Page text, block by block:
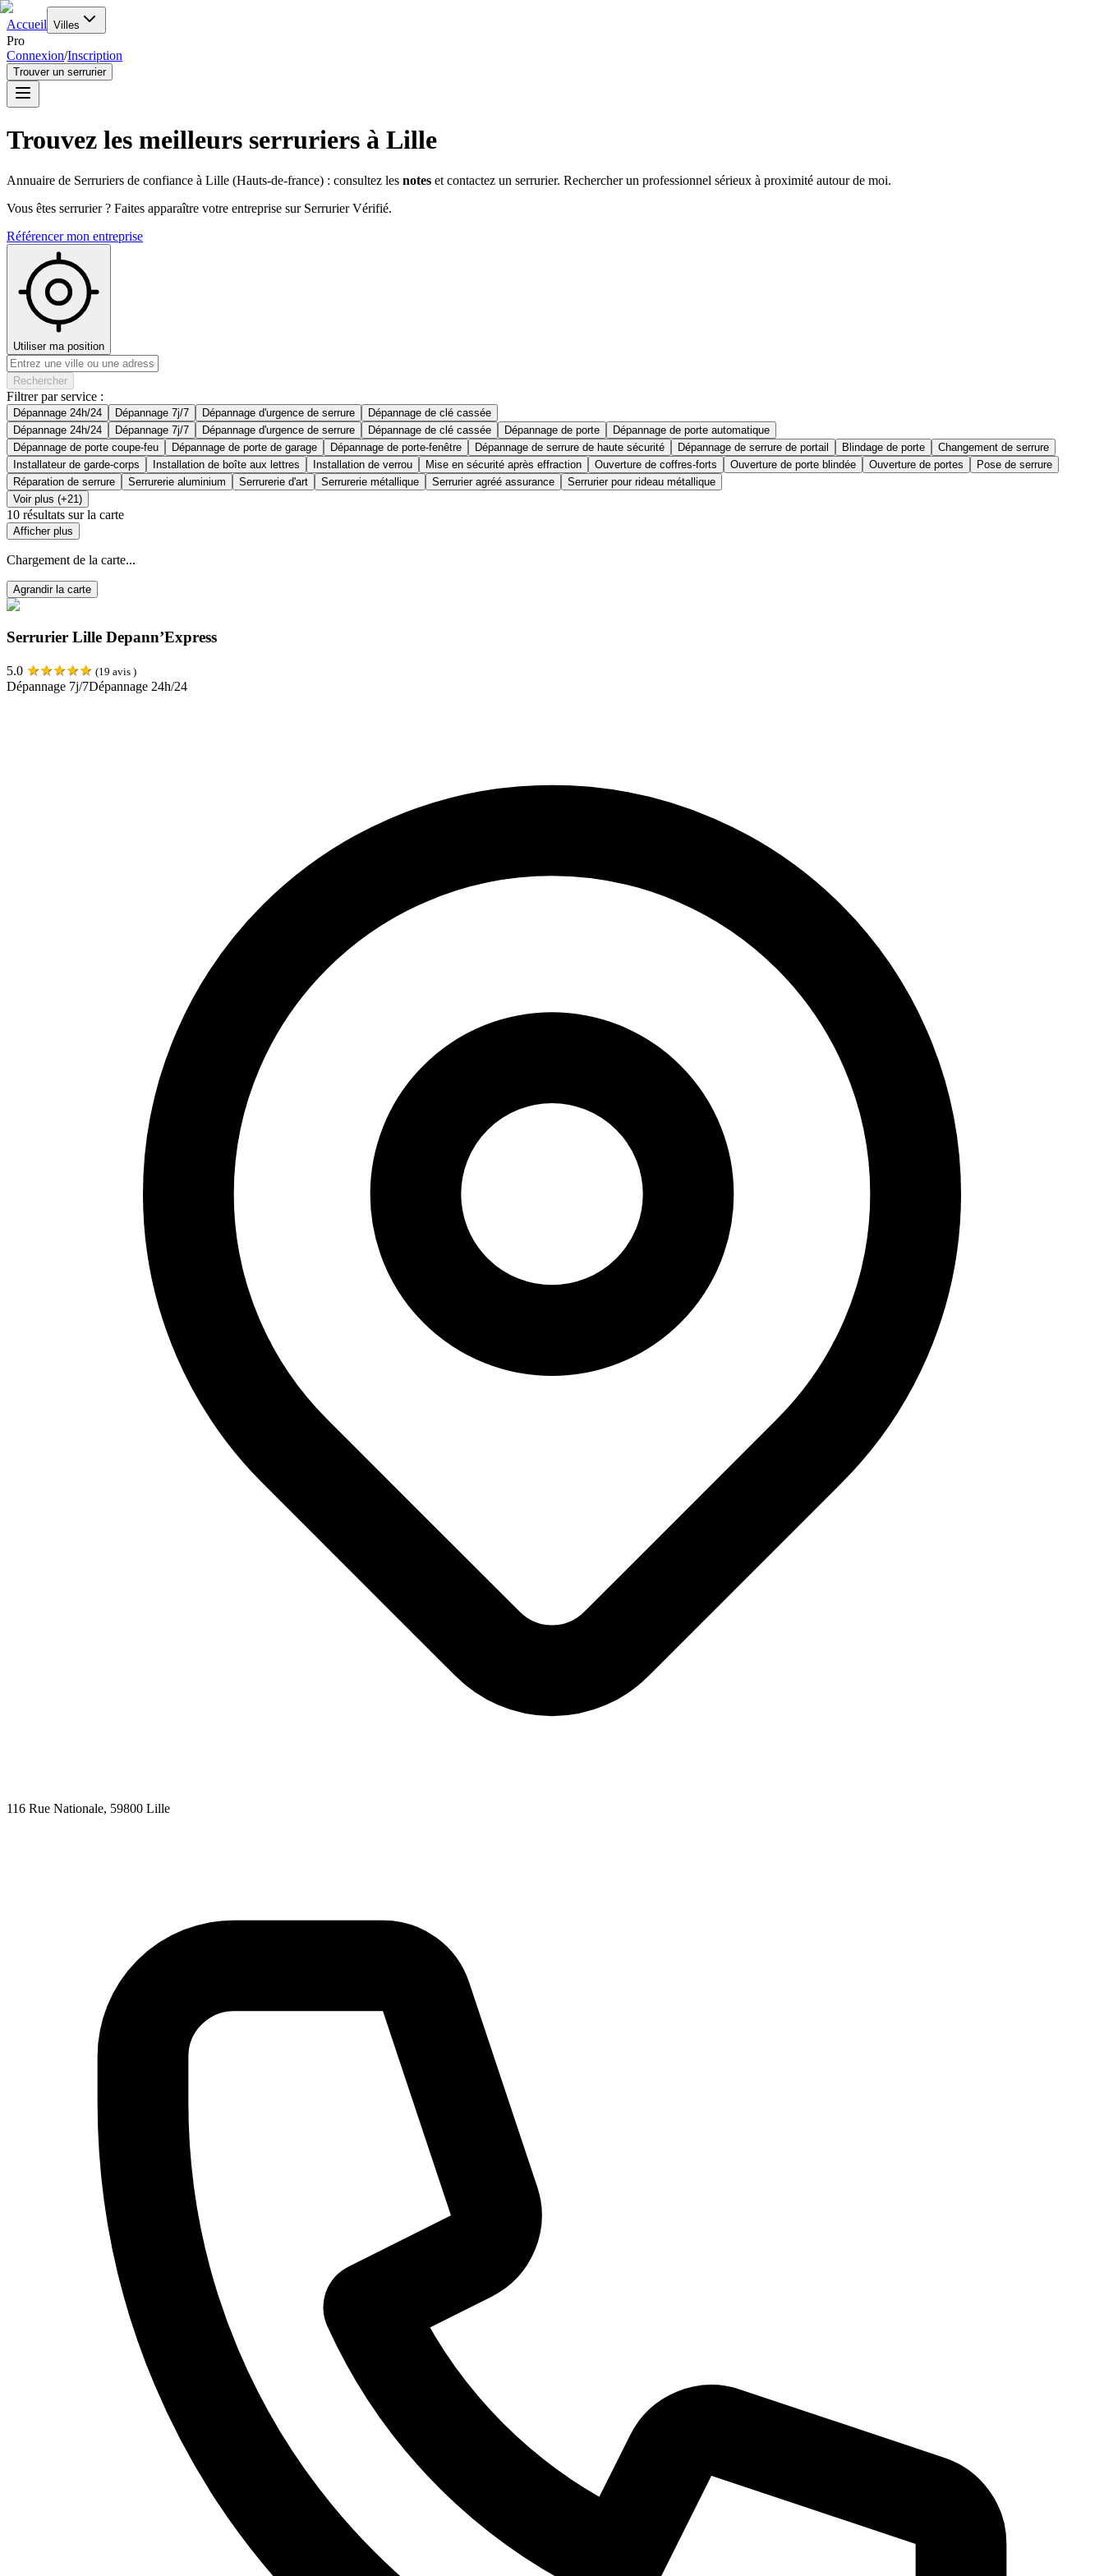
Accueil Villes
Pro
Connexion/Inscription
Trouver un serrurier
Trouvez les meilleurs serruriers à Lille
Annuaire de Serruriers de confiance à Lille (Hauts-de-france) : consultez les notes et contactez un serrurier. Rechercher un professionnel sérieux à proximité autour de moi.
Vous êtes serrurier ? Faites apparaître votre entreprise sur Serrurier Vérifié.
Référencer mon entreprise
Utiliser ma position
Rechercher
Filtrer par service :
Dépannage 24h/24 Dépannage 7j/7 Dépannage d'urgence de serrure
Dépannage de clé cassée
Dépannage 24h/24
Dépannage 7j/7 Dépannage d'urgence de serrure Dépannage de clé cassée Dépannage de porte
Dépannage de porte automatique
Dépannage de porte coupe-feu
Dépannage de porte de garage Dépannage de porte-fenêtre Dépannage de serrure de haute sécurité Dépannage de serrure de portail Blindage de porte
Changement de serrure
Installateur de garde-corps
Installation de boîte aux lettres Installation de verrou Mise en sécurité après effraction Ouverture de coffres-forts Ouverture de porte blindée Ouverture de portes
Pose de serrure
Réparation de serrure
Serrurerie aluminium Serrurerie d'art Serrurerie métallique Serrurier agréé assurance
Serrurier pour rideau métallique
Voir plus (+21)
10 résultats sur la carte
Afficher plus
Chargement de la carte...
Agrandir la carte
Serrurier Lille Depann’Express
5.0 ★★★★★ (19 avis )
Dépannage 7j/7Dépannage 24h/24
116 Rue Nationale, 59800 Lille